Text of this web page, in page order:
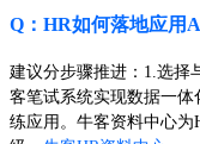
Q：HR如何落地应用
建议分步骤推进：1.选择
客笔试系统实现数据一
练应用。牛客资料中心